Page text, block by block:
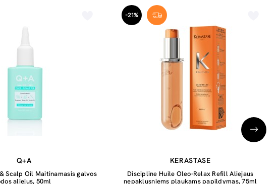
Q+A
Scalp Oil Maitinamasis galvos
aliejus, 50ml
-21%
KERASTASE
Discipline Huile Oleo-Relax Refill Aliejaus
nepaklusniems plaukams papildymas, 75ml